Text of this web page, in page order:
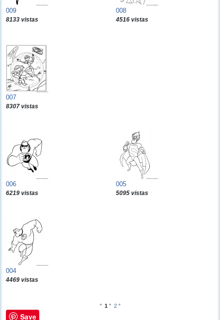
009
8133 vistas
008
4516 vistas
007
8307 vistas
006
6219 vistas
005
5095 vistas
004
4469 vistas
° 1 ° 2 °
Save